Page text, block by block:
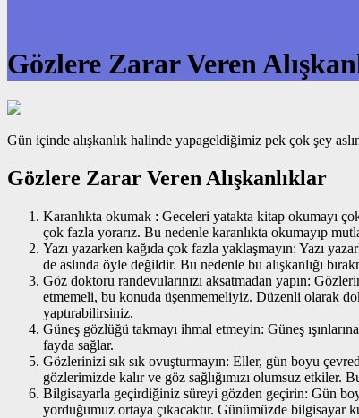
Gözlere Zarar Veren
Gün içinde alışkanlık halinde yapageldiğimiz pek çok şey
Gözlere Zarar Veren Alışkanlıklar
Karanlıkta okumak : Geceleri yatakta kitap okumayı
çok fazla yorarız. Bu nedenle karanlıkta okumayıp
Yazı yazarken kağıda çok fazla yaklaşmayın: Yazı
de aslında öyle değildir. Bu nedenle bu alışkanlığı
Göz doktoru randevularınızı aksatmadan yapın:
etmemeli, bu konuda üşenmemeliyiz. Düzenli olarak
yaptırabilirsiniz.
Güneş gözlüğü takmayı ihmal etmeyin: Güneş
fayda sağlar.
Gözlerinizi sık sık ovuşturmayın: Eller, gün boyu
gözlerimizde kalır ve göz sağlığımızı olumsuz etkiler.
Bilgisayarla geçirdiğiniz süreyi gözden geçirin: Gün
yorduğumuz ortaya çıkacaktır. Günümüzde bilgisayar